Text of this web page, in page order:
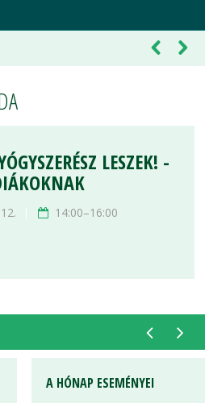
LESZEK! -
| 14:00–16:00
A HÓNAP ESEMÉNYEI